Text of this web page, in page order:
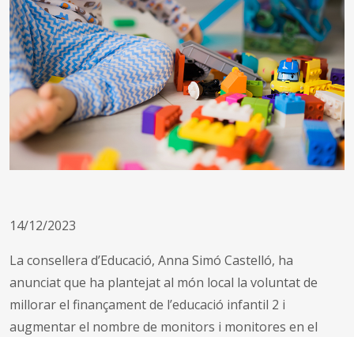
14/12/2023
La consellera d’Educació, Anna Simó Castelló, ha
anunciat que ha plantejat al món local la voluntat de
millorar el finançament de l’educació infantil 2 i
augmentar el nombre de monitors i monitores en el